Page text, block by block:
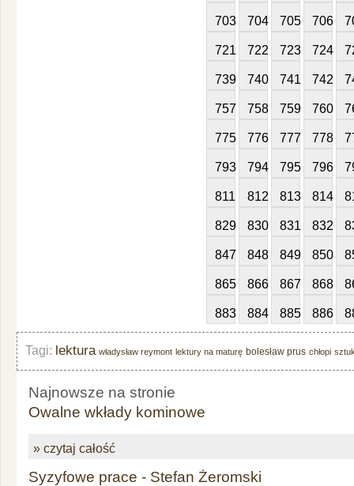
703 704 705 706
721 722 723 724
739 740 741 742
757 758 759 760
775 776 777 778
793 794 795 796
811 812 813 814
829 830 831 832
847 848 849 850
865 866 867 868
883 884 885 886
Tagi: lektura władysław reymont lektury na maturę bolesław prus chłopi
Najnowsze na stronie
Owalne wkłady kominowe
» czytaj całość
Syzyfowe prace - Stefan Żeromski